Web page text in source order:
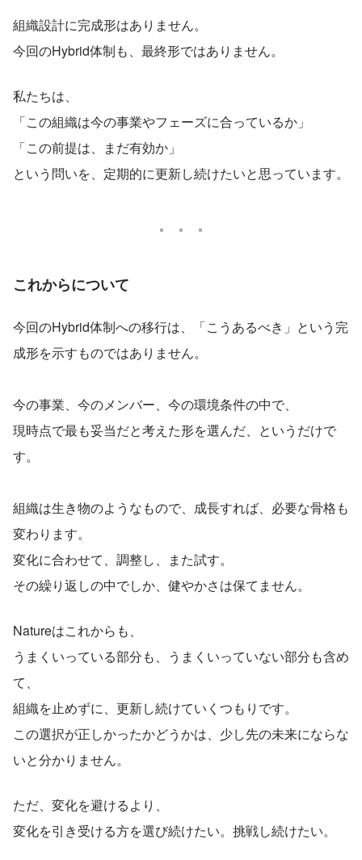
組織設計に完成形はありません。
今回のHybrid体制も、最終形ではありません。
私たちは、
「この組織は今の事業やフェーズに合っているか」
「この前提は、まだ有効か」
という問いを、定期的に更新し続けたいと思っています。
これからについて
今回のHybrid体制への移行は、「こうあるべき」という完
成形を示すものではありません。
今の事業、今のメンバー、今の環境条件の中で、
現時点で最も妥当だと考えた形を選んだ、というだけで
す。
組織は生き物のようなもので、成長すれば、必要な骨格も
変わります。
変化に合わせて、調整し、また試す。
その繰り返しの中でしか、健やかさは保てません。
Natureはこれからも、
うまくいっている部分も、うまくいっていない部分も含め
て、
組織を止めずに、更新し続けていくつもりです。
この選択が正しかったかどうかは、少し先の未来にならな
いと分かりません。
ただ、変化を避けるより、
変化を引き受ける方を選び続けたい。挑戦し続けたい。